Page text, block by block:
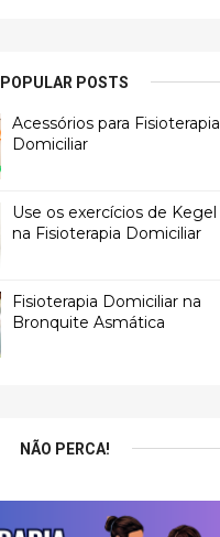
POPULAR POSTS
Acessórios para Fisioterapia
Domiciliar
Use os exercícios de Kegel
na Fisioterapia Domiciliar
Fisioterapia Domiciliar na
Bronquite Asmática
NÃO PERCA!